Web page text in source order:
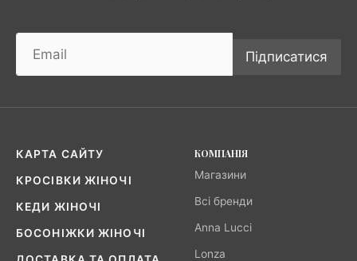
Підписатися
КАРТА САЙТУ
КРОСІВКИ ЖІНОЧІ
КЕДИ ЖІНОЧІ
БОСОНІЖКИ ЖІНОЧІ
КОМПАНІЯ
Магазини
Всі бренди
Anna Lucci
Lonza